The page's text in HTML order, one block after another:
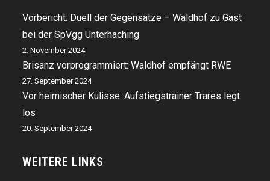
Vorbericht: Duell der Gegensätze – Waldhof zu Gast
bei der SpVgg Unterhaching
2. November 2024
Brisanz vorprogrammiert: Waldhof empfängt RWE
27. September 2024
Vor heimischer Kulisse: Aufstiegstrainer Trares legt
los
20. September 2024
WEITERE LINKS